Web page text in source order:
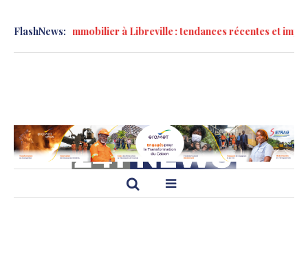
FlashNews:
à Libreville : tendances récentes et impacts sociaux en 2026